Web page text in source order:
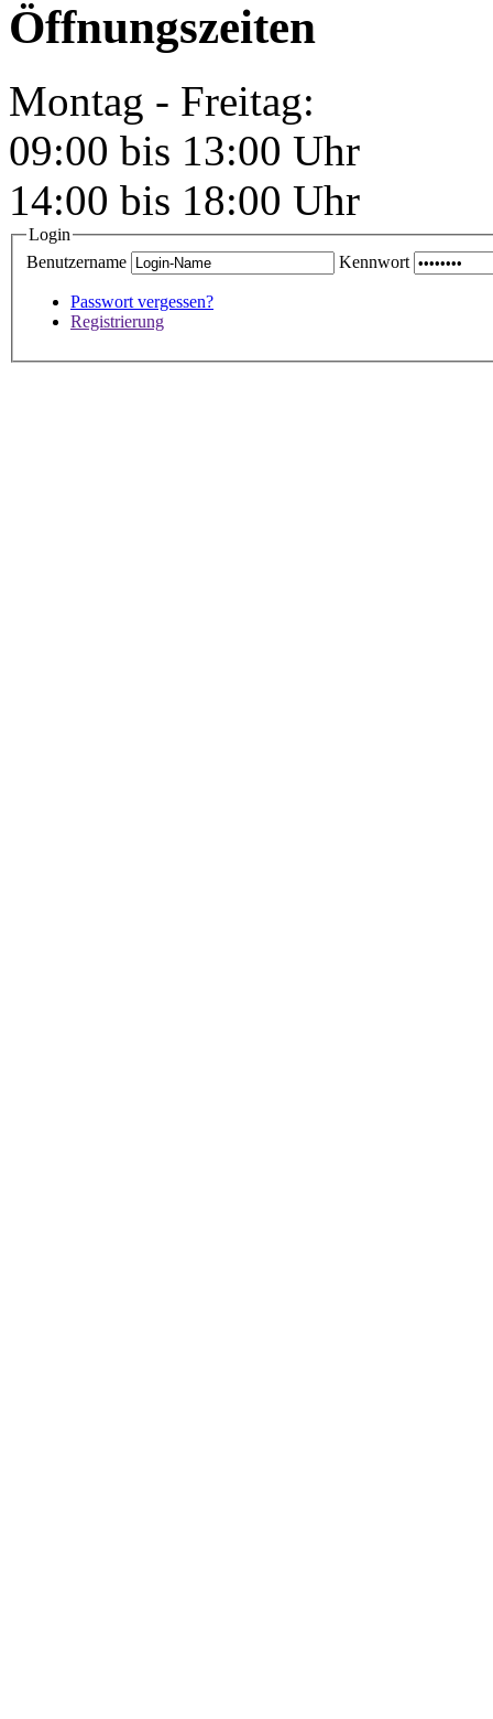
Öffnungszeiten
Montag - Freitag:
09:00 bis 13:00 Uhr
14:00 bis 18:00 Uhr
Login
Benutzername
Kennwort
Passwort vergessen?
Registrierung